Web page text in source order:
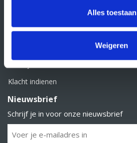
Alles toestaan
Weigeren
Retourbeleid
Klacht indienen
Nieuwsbrief
Schrijf je in voor onze nieuwsbrief